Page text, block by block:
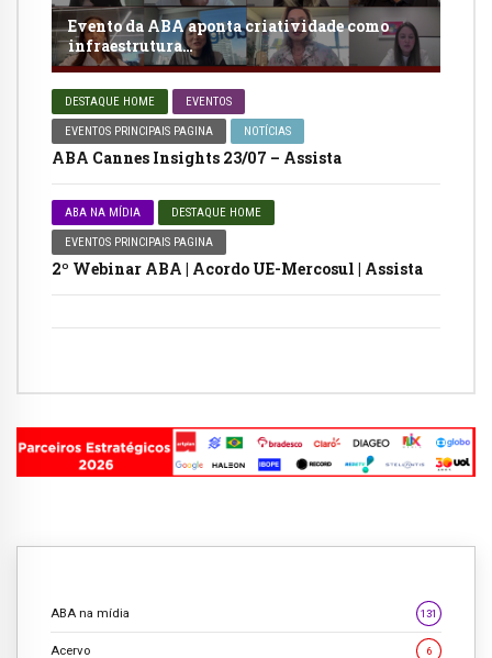
Evento da ABA aponta criatividade como
infraestrutura…
DESTAQUE HOME EVENTOS
EVENTOS PRINCIPAIS PAGINA NOTÍCIAS
ABA Cannes Insights 23/07 – Assista
ABA NA MÍDIA DESTAQUE HOME
EVENTOS PRINCIPAIS PAGINA
2º Webinar ABA | Acordo UE-Mercosul | Assista
ABA na mídia 131
Acervo 6